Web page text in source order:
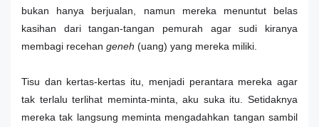
bukan hanya berjualan, namun mereka menuntut belas
kasihan dari tangan-tangan pemurah agar sudi kiranya
membagi recehan geneh (uang) yang mereka miliki.
Tisu dan kertas-kertas itu, menjadi perantara mereka agar
tak terlalu terlihat meminta-minta, aku suka itu. Setidaknya
mereka tak langsung meminta mengadahkan tangan sambil